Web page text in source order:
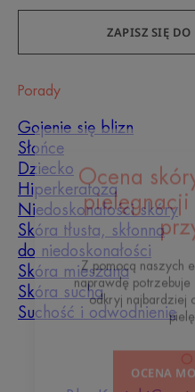
Ocena
pielęgnacji
Z pomocą naszych
naprawdę potrzebuje
odkryj najbardziej
ZAPISZ SIĘ DO
Porady
Gojenie się blizn
Słońce
Dziecko
Hiperkeratoza
Niedoskonałości skóry
Skóra tłusta, skłonna
do niedoskonałości
Skóra mieszana
Skóra sucha
Suchość i odwodnienie
O